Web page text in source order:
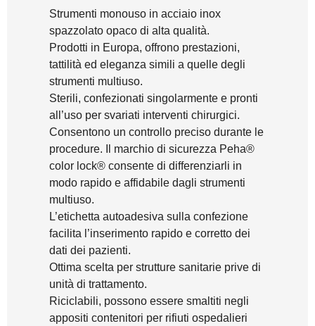
Strumenti monouso in acciaio inox
spazzolato opaco di alta qualità.
Prodotti in Europa, offrono prestazioni,
tattilità ed eleganza simili a quelle degli
strumenti multiuso.
Sterili, confezionati singolarmente e pronti
all’uso per svariati interventi chirurgici.
Consentono un controllo preciso durante le
procedure. Il marchio di sicurezza Peha®
color lock® consente di differenziarli in
modo rapido e affidabile dagli strumenti
multiuso.
L’etichetta autoadesiva sulla confezione
facilita l’inserimento rapido e corretto dei
dati dei pazienti.
Ottima scelta per strutture sanitarie prive di
unità di trattamento.
Riciclabili, possono essere smaltiti negli
appositi contenitori per rifiuti ospedalieri